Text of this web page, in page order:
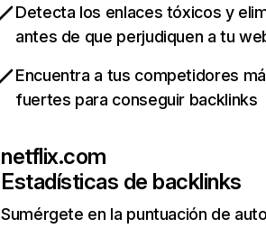
Detecta los enlaces tóxicos y
antes de que perjudiquen a tu
Encuentra a tus competidores
fuertes para conseguir backlinks
netflix.com
Estadísticas de backlinks
Sumérgete en la puntuación de